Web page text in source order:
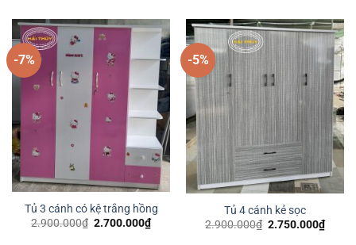
5.500.000₫.
-7%
Tủ 3 cánh có kệ trắng hồng
2.900.000₫ Giá
2.700.000₫Giá
hiện
-5%
Tủ 4 cánh kẻ sọc
2.900.000₫ Giá
2.750.000₫Giá
hiện